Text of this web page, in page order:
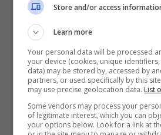
causa Covid. Certo,
essere riempiti “solo” al
capienza, ma si tratta di
normalità. Potrà accedere
chi è in possesso del
Store and/or access
Learn more
Your personal data will be processed
your device (cookies, unique
data) may be stored by, accessed by
partners, or used specifically by this
may use precise geolocation data. List
Some vendors may process your
of legitimate interest, which you can
your options below. Look for a link at